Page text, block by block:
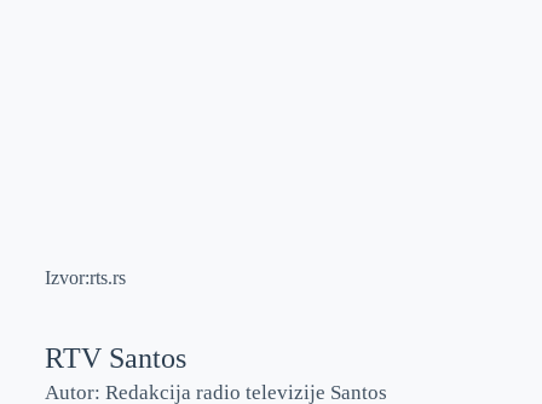
Izvor:rts.rs
RTV Santos
Autor: Redakcija radio televizije Santos